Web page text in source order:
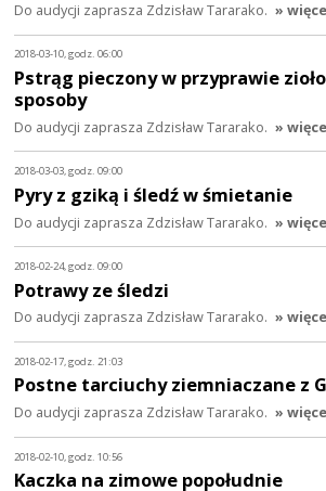
Do audycji zaprasza Zdzisław Tararako. »
2018-03-10, godz. 06:00
Pstrąg pieczony w przyprawie
sposoby
Do audycji zaprasza Zdzisław Tararako. »
2018-03-03, godz. 09:00
Pyry z gziką i śledź w śmietanie
Do audycji zaprasza Zdzisław Tararako. »
2018-02-24, godz. 09:00
Potrawy ze śledzi
Do audycji zaprasza Zdzisław Tararako. »
2018-02-17, godz. 21:03
Postne tarciuchy ziemniaczane z
Do audycji zaprasza Zdzisław Tararako. »
2018-02-10, godz. 10:56
Kaczka na zimowe popołudnie